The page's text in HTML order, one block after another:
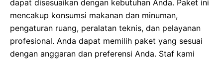
dapat disesuaikan dengan kebutuhan Anda. Paket ini
mencakup konsumsi makanan dan minuman,
pengaturan ruang, peralatan teknis, dan pelayanan
profesional. Anda dapat memilih paket yang sesuai
dengan anggaran dan preferensi Anda. Staf kami